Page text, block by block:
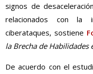
signos de
relacionados con la
ciberataques, sostiene
la Brecha de Habilidades
De acuerdo con el